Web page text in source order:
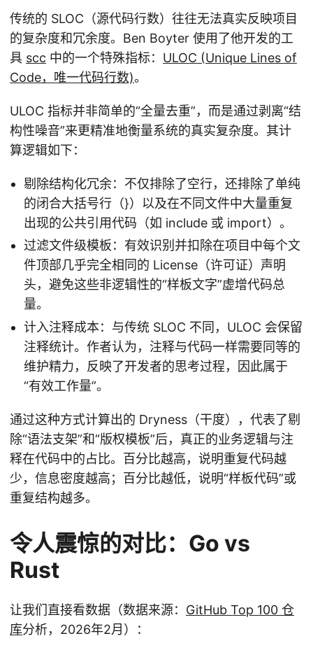
传统的 SLOC（源代码行数）往往无法真实反映项目
的复杂度和冗余度。Ben Boyter 使用了他开发的工
具 scc 中的一个特殊指标： ULOC (Unique Lines of
Code，唯一代码行数)。
ULOC 指标并非简单的“全量去重”，而是通过剥离“结
构性噪音”来更精准地衡量系统的真实复杂度。其计
算逻辑如下：
剔除结构化冗余：不仅排除了空行，还排除了单纯
的闭合大括号行（}）以及在不同文件中大量重复
出现的公共引用代码（如 include 或 import）。
过滤文件级模板：有效识别并扣除在项目中每个文
件顶部几乎完全相同的 License（许可证）声明
头，避免这些非逻辑性的“样板文字”虚增代码总
量。
计入注释成本：与传统 SLOC 不同，ULOC 会保留
注释统计。作者认为，注释与代码一样需要同等的
维护精力，反映了开发者的思考过程，因此属于
“有效工作量”。
通过这种方式计算出的 Dryness（干度），代表了剔
除“语法支架”和“版权模板”后，真正的业务逻辑与注
释在代码中的占比。百分比越高，说明重复代码越
少，信息密度越高；百分比越低，说明“样板代码”或
重复结构越多。
令人震惊的对比：Go vs
Rust
让我们直接看数据（数据来源： GitHub Top 100 仓
库分析，2026年2月）：